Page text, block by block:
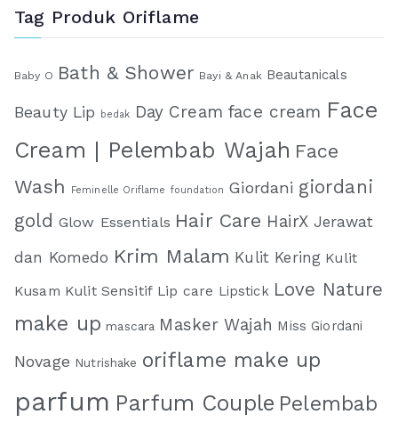
Tag Produk Oriflame
Baby O Bath & Shower Bayi & Anak Beautanicals
Beauty Lip bedak Day Cream face cream Face
Cream | Pelembab Wajah Face
Wash
Feminelle Oriflame foundation Giordani giordani
gold Glow Essentials Hair Care HairX Jerawat
dan Komedo Krim Malam Kulit Kering Kulit
Kusam Kulit Sensitif Lip care Lipstick Love Nature
make up mascara Masker Wajah Miss Giordani
Novage Nutrishake oriflame make up
parfum Parfum Couple Pelembab